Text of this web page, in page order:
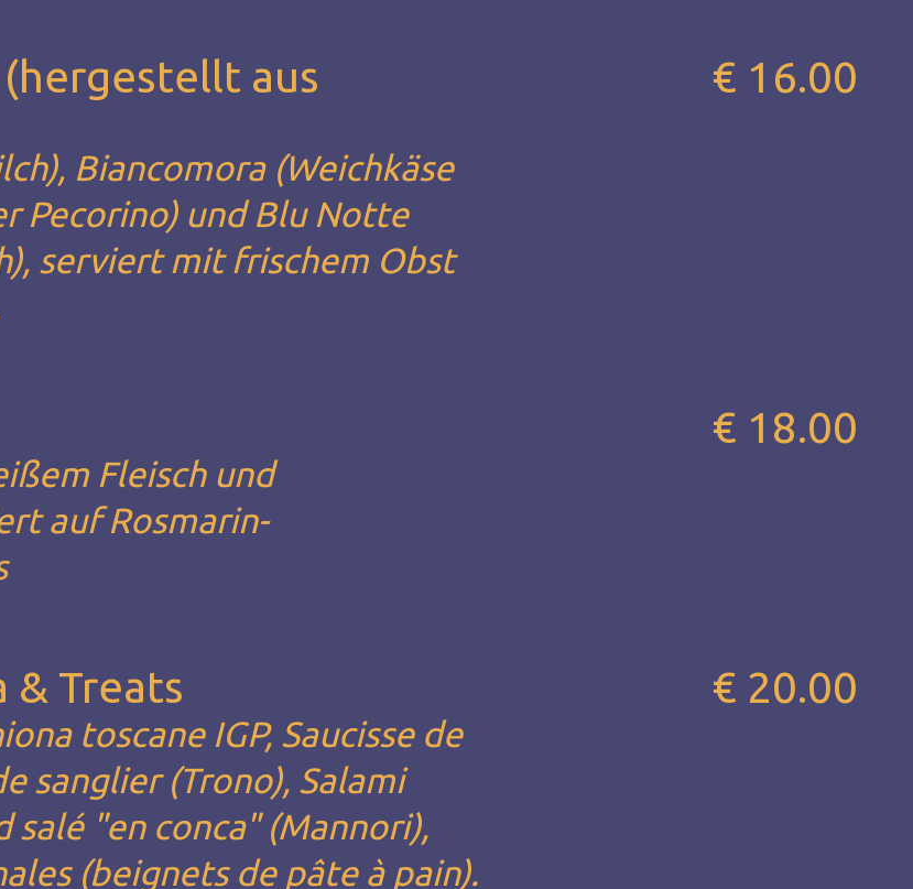
aus
Biancomora (Weichkäse
Pecorino) und Blu Notte
serviert mit frischem Obst
€ 16.00
Fleisch und
auf Rosmarin-
€ 18.00
& Treats
toscane IGP, Saucisse de
sanglier (Trono), Salami
salé "en conca" (Mannori),
(beignets de pâte à pain).
€ 20.00